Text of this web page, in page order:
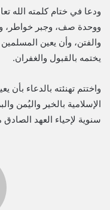
ودعا في ختام كلمته الله
ووحدة صف، وجبر خواطر،
والفتن، وأن يعين
يختمه بالقبول والغفران.
واختتم تهنئته بالدعاء بأن
الإسلامية بالخير واليُمن
سنوية لإحياء العهد